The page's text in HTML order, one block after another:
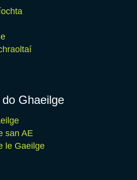
Ghaeilge
san AE
le Gaeilge